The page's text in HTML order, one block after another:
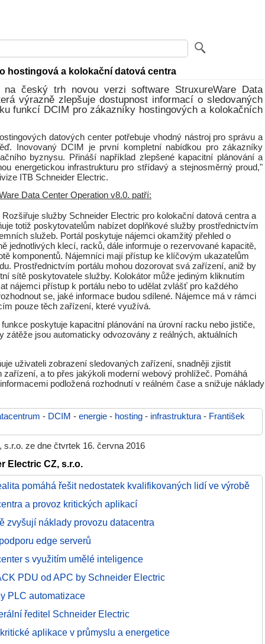
hostingová a kolokační datová centra
na český trh novou verzi software StruxureWare Data
výrazně zlepšuje dostupnost informací o sledovaných
funkcí DCIM pro zákazníky hostingových a kolokačních
datových center potřebuje vhodný nástroj pro správu a
Inovovaný DCIM je první kompletní nabídkou pro zákazníky
byznysu. Přináší například zlepšené kapacitní plánování a
energetickou infrastrukturu pro střídavý a stejnosměrný proud,"
ITB Schneider Electric.
Data Center Operation v8.0. patří:
Rozšiřuje služby Schneider Electric pro kolokační datová centra a
totiž poskytovatelům nabízet doplňkové služby prostřednictvím
služeb. Portál poskytuje nájemci okamžitý přehled o
jednotlivých klecí, racků, dále informuje o rezervované kapacitě,
komponentů. Nájemníci mají přístup ke klíčovým ukazatelům
Prostřednictvím portálu mohou dozorovat svá zařízení, aniž by
sítě poskytovatele služby. Kolokátor může jediným kliknutím
nájemci přístup k portálu nebo to udělat zvlášť pro každého
se, jaké informace budou sdílené. Nájemce má v rámci
pouze těch zařízení, které využívá.
funkce poskytuje kapacitní plánování na úrovní racku nebo jističe,
zátěže jsou automaticky odvozovány z reálných, aktuálních
uživateli zobrazení sledovaných zařízení, snadněji zjistit
zařízení, a to přes jakýkoli moderní webový prohlížeč. Pomáhá
podložená rozhodnutí v reálném čase a snižuje náklady
- DCIM - energie - hosting - infrastruktura - František
ze dne čtvrtek 16. června 2016
Electric CZ, s.r.o.
pomáhá řešit nedostatek kvalifikovaných lidí ve výrobě
a provoz kritických aplikací
zvyšují náklady provozu datacentra
edge serverů
s využitím umělé inteligence
PDU od APC by Schneider Electric
PLC automatizace
ředitel Schneider Electric
aplikace v průmyslu a energetice